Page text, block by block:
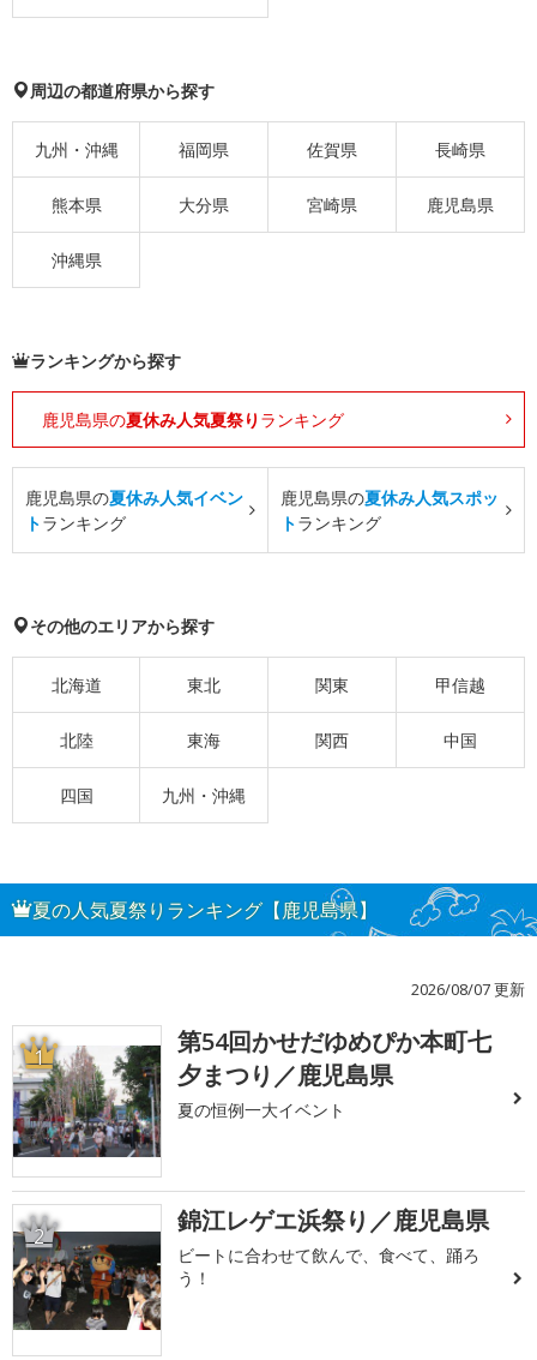
周辺の都道府県から探す
九州・沖縄 福岡県 佐賀県 長崎県
熊本県 大分県 宮崎県 鹿児島県
沖縄県
ランキングから探す
鹿児島県の夏休み人気夏祭り ランキング
鹿児島県の夏休み人気イベン
トランキング
鹿児島県の夏休み人気スポッ
トランキング
その他のエリアから探す
北海道 東北 関東 甲信越
北陸 東海 関西 中国
四国 九州・沖縄
夏の人気夏祭りランキング【鹿児島県】
2026/08/07 更新
1
第54回かせだゆめぴか本町七
夕まつり／鹿児島県
夏の恒例一大イベント
2 錦江レゲエ浜祭り／鹿児島県
ビートに合わせて飲んで、食べて、踊ろ
う！